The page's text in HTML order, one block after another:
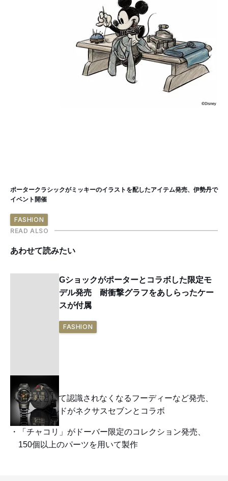
ポータークラシックがミッキーのイラストを配したアイテム発売、伊勢丹で
イベント開催
FASHION
READ ALSO
あわせて読みたい
Gショックがポーターとコラボした限定モ
デル発売 耐衝撃グラフをあしらったケー
スが付属
FASHION
AIに人として認識されなくなるフーディーなど発売、
アンラベルドがネクサスセブンとコラボ
「チャコリ」がドーバー限定のコレクション発売、
150個以上のパーツを用いて製作